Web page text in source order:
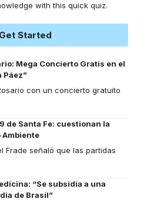
with this quick quiz.
Get Started
Mega Concierto Gratis en el
Páez”
con un concierto gratuito
de Santa Fe: cuestionan la
Frade señaló que las partidas
“Se subsidia a una
de Brasil”